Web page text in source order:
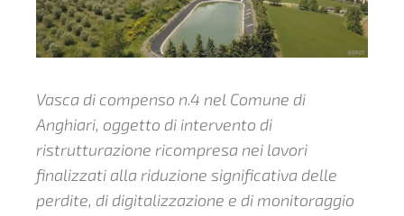
Vasca di compenso n.4 nel Comune di
Anghiari, oggetto di intervento di
ristrutturazione ricompresa nei lavori
finalizzati alla riduzione significativa delle
perdite, di digitalizzazione e di monitoraggio